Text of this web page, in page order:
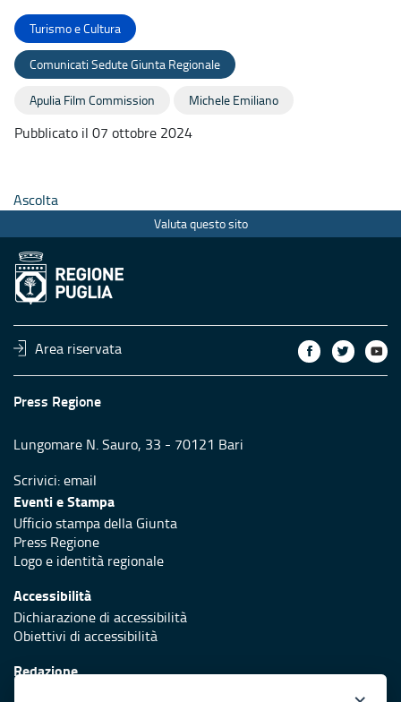
Turismo e Cultura
Comunicati Sedute Giunta Regionale
Apulia Film Commission Michele Emiliano
Pubblicato il 07 ottobre 2024
Ascolta
Valuta questo sito
Area riservata
Press Regione
Lungomare N. Sauro, 33 - 70121 Bari
Scrivici:email
Eventi e Stampa
Ufficio stampa della Giunta
Press Regione
Logo e identità regionale
Accessibilità
Dichiarazione di accessibilità
Obiettivi di accessibilità
Redazione